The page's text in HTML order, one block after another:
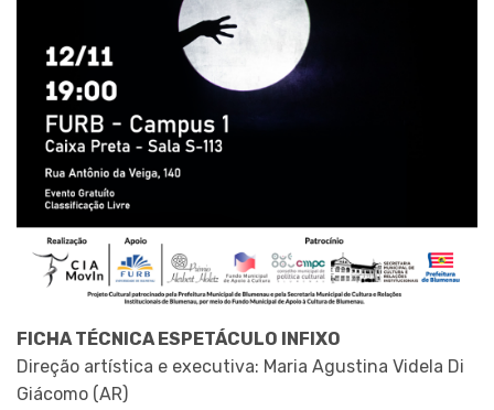
FICHA TÉCNICA ESPETÁCULO INFIXO
Direção artística e executiva: Maria Agustina Videla Di
Giácomo (AR)